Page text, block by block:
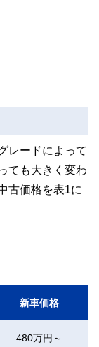
レードによって
ても大きく変わ
古価格を表1に
新車価格
480万円～